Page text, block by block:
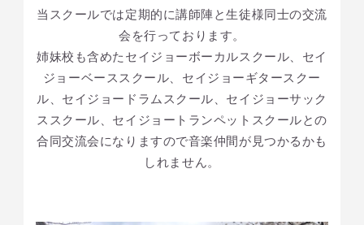
当スクールでは定期的に講師陣と生徒様同士の交流
会を行っております。
姉妹校も含めたセイジョーボーカルスクール、セイ
ジョーベーススクール、セイジョーギタースクー
ル、セイジョードラムスクール、セイジョーサック
ススクール、セイジョートランペットスクールとの
合同交流会になりますので音楽仲間が見つかるかも
しれません。